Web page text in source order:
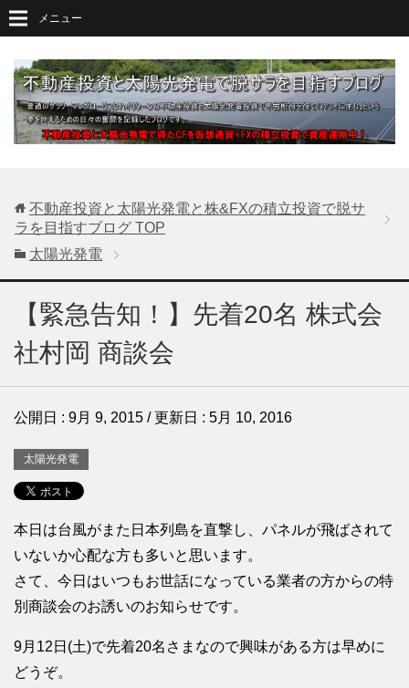
メニュー
不動産投資と太陽光発電と株&FXの積立投資で脱サ
ラを目指すブログ TOP
太陽光発電
【緊急告知！】先着20名 株式会
社村岡 商談会
公開日 : 9月 9, 2015 / 更新日 : 5月 10, 2016
太陽光発電
本日は台風がまた日本列島を直撃し、パネルが飛ばされて
いないか心配な方も多いと思います。
さて、今日はいつもお世話になっている業者の方からの特
別商談会のお誘いのお知らせです。
9月12日(土)で先着20名さまなので興味がある方は早めに
どうぞ。